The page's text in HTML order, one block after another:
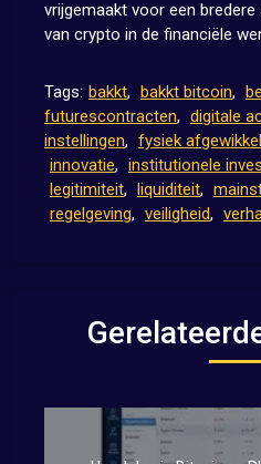
vrijgemaakt voor een
van crypto in de financiële
Tags: bakkt, bakkt bitcoin,
futurescontracten, digitale
instellingen, fysiek
innovatie, institutionele
legitimiteit, liquiditeit,
regelgeving, veiligheid,